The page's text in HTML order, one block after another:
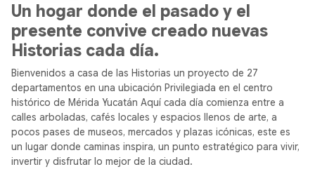
Un hogar donde el pasado y el
presente convive creado nuevas
Historias cada día.
Bienvenidos a casa de las Historias un proyecto de 27
departamentos en una ubicación Privilegiada en el centro
histórico de Mérida Yucatán Aquí cada día comienza entre a
calles arboladas, cafés locales y espacios llenos de arte, a
pocos pases de museos, mercados y plazas icónicas, este es
un lugar donde caminas inspira, un punto estratégico para vivir,
invertir y disfrutar lo mejor de la ciudad.